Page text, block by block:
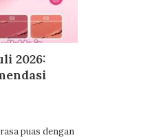
2026:
puas dengan